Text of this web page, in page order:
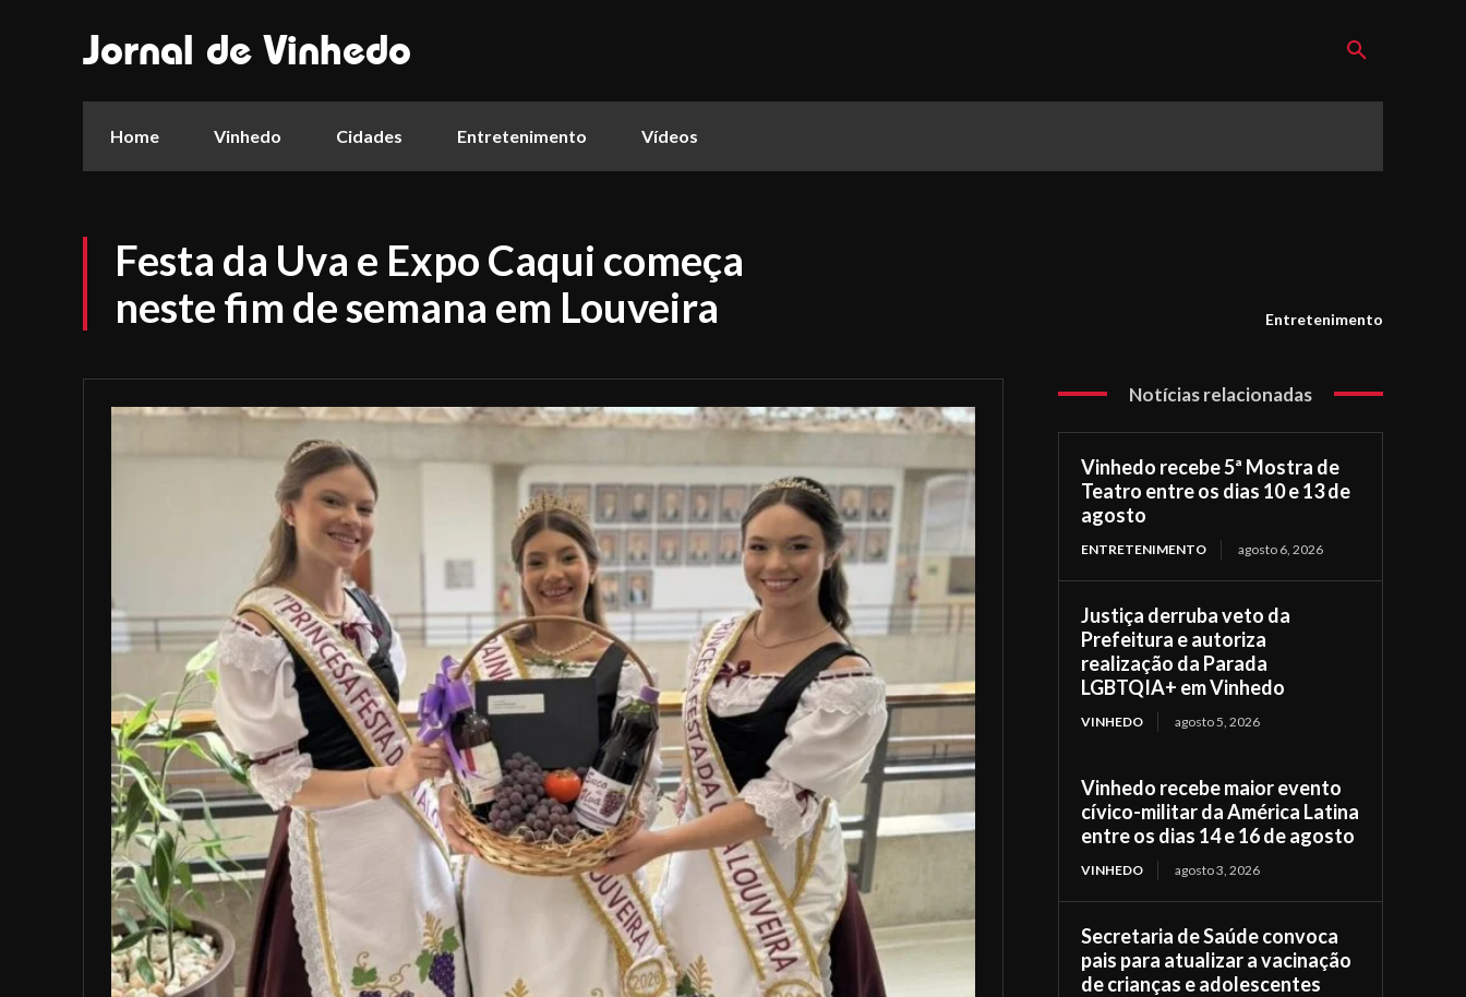
Jornal de Vinhedo
Home Vinhedo Cidades Entretenimento Vídeos
Festa da Uva e Expo Caqui começa
neste fim de semana em Louveira
Entretenimento
Notícias relacionadas
Vinhedo recebe 5ª Mostra de
Teatro entre os dias 10 e 13 de
agosto
ENTRETENIMENTO agosto 6, 2026
Justiça derruba veto da
Prefeitura e autoriza
realização da Parada
LGBTQIA+ em Vinhedo
VINHEDO agosto 5, 2026
Vinhedo recebe maior evento
cívico-militar da América Latina
entre os dias 14 e 16 de agosto
VINHEDO agosto 3, 2026
Secretaria de Saúde convoca
pais para atualizar a vacinação
de crianças e adolescentes